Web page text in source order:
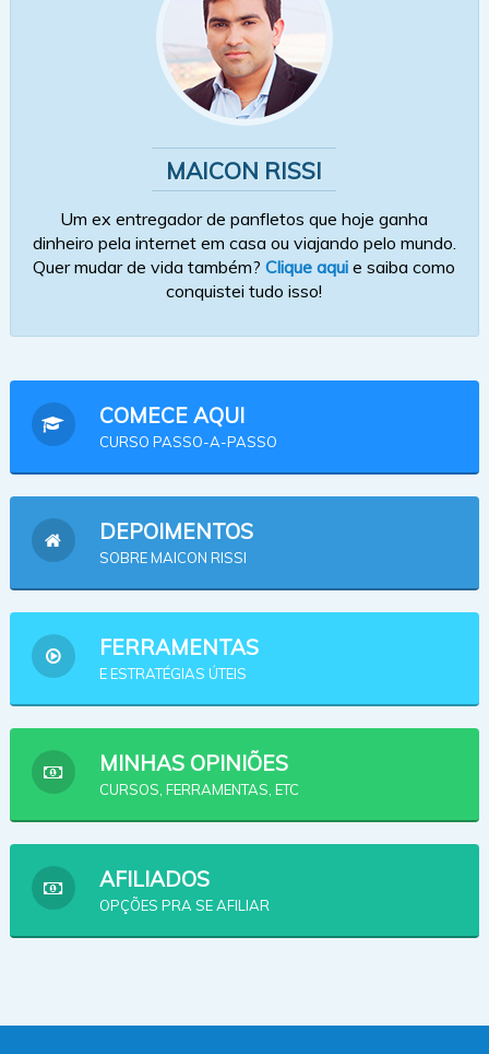
MAICON RISSI
Um ex entregador de panfletos que hoje ganha
dinheiro pela internet em casa ou viajando pelo mundo.
Quer mudar de vida também?Clique aqui e saiba como
conquistei tudo isso!
COMECE AQUI
CURSO PASSO-A-PASSO
DEPOIMENTOS
SOBRE MAICON RISSI
FERRAMENTAS
E ESTRATÉGIAS ÚTEIS
MINHAS OPINIÕES
CURSOS, FERRAMENTAS, ETC
AFILIADOS
OPÇÕES PRA SE AFILIAR